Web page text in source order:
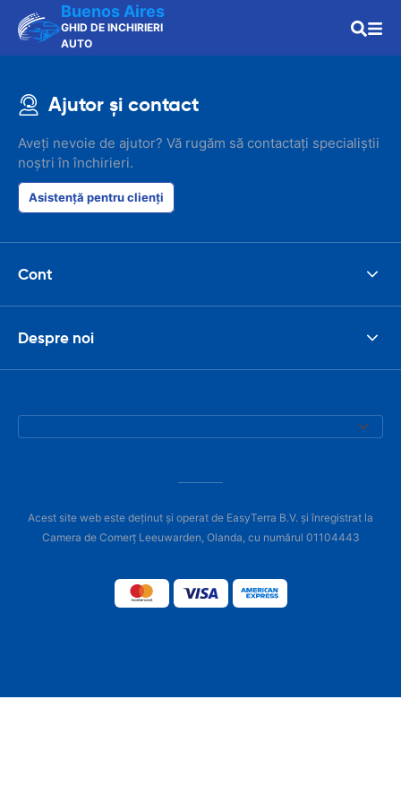
Buenos Aires
GHID DE INCHIRIERI
AUTO
Ajutor și contact
Aveți nevoie de ajutor? Vă rugăm să contactați specialiștii
noștri în închirieri.
Asistență pentru clienți
Cont
Despre noi
Acest site web este deținut și operat de EasyTerra B.V. și înregistrat la
Camera de Comerț Leeuwarden, Olanda, cu numărul 01104443